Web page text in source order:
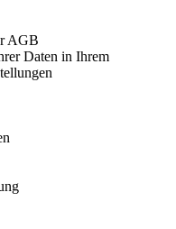
AGB
Daten in Ihrem